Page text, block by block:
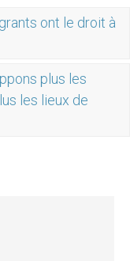
ont le droit à
plus les
les lieux de